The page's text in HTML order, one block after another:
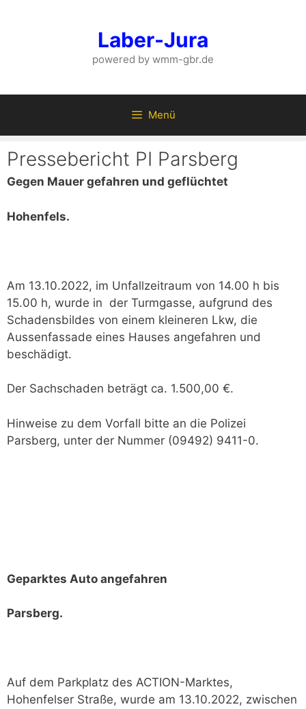
Laber-Jura
powered by wmm-gbr.de
Menü
Pressebericht PI Parsberg
Gegen Mauer gefahren und geflüchtet
Hohenfels.
Am 13.10.2022, im Unfallzeitraum von 14.00 h bis
15.00 h, wurde in der Turmgasse, aufgrund des
Schadensbildes von einem kleineren Lkw, die
Aussenfassade eines Hauses angefahren und
beschädigt.
Der Sachschaden beträgt ca. 1.500,00 €.
Hinweise zu dem Vorfall bitte an die Polizei
Parsberg, unter der Nummer (09492) 9411-0.
Geparktes Auto angefahren
Parsberg.
Auf dem Parkplatz des ACTION-Marktes,
Hohenfelser Straße, wurde am 13.10.2022, zwischen